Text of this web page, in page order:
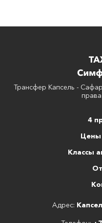
Трансфер Капсель -
4
Цены
Классы
Адрес: